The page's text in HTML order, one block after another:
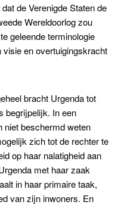
de Verenigde Staten de
Wereldoorlog zou
geleende terminologie
visie en overtuigingskracht
bracht Urgenda tot
begrijpelijk. In een
niet beschermd weten
zich tot de rechter te
op haar nalatigheid aan
met haar zaak
in haar primaire taak,
van zijn inwoners. En